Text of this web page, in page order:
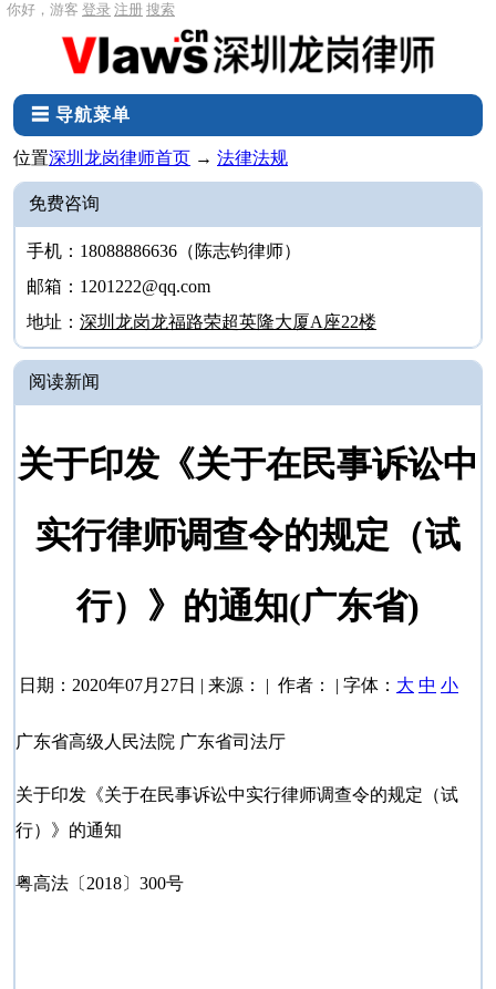
你好，游客 登录 注册 搜索
☰ 导航菜单
位置深圳龙岗律师首页 → 法律法规
免费咨询
手机：18088886636（陈志钧律师）
邮箱：1201222@qq.com
地址： 深圳龙岗龙福路荣超英隆大厦A座22楼
阅读新闻
关于印发《关于在民事诉讼中
实行律师调查令的规定（试
行）》的通知(广东省)
日期：2020年07月27日 | 来源： | 作者： | 字体： 大 中 小
广东省高级人民法院 广东省司法厅
关于印发《关于在民事诉讼中实行律师调查令的规定（试
行）》的通知
粤高法〔2018〕300号